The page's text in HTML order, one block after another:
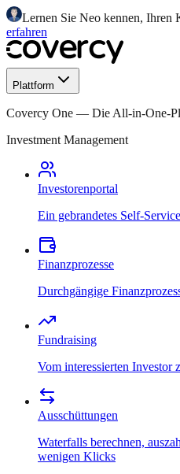
Lernen Sie Neo kennen, Ihren
erfahren
Plattform
Covercy One — Die All-in-One-
Investment Management
Investorenportal
Ein gebrandetes Self-
Finanzprozesse
Durchgängige
Fundraising
Vom interessierten Investor
Ausschüttungen
Waterfalls berechnen,
wenigen Klicks